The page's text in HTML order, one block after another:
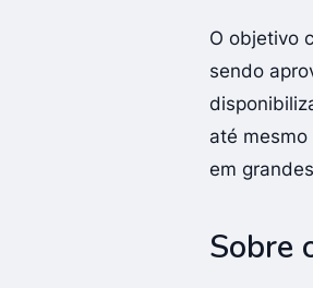
O objetivo
sendo
até
em
Sobre